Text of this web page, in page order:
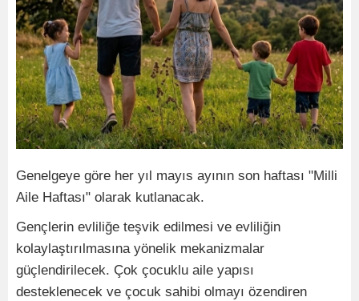
Genelgeye göre her yıl mayıs ayının son haftası "Milli
Aile Haftası" olarak kutlanacak.
Gençlerin evliliğe teşvik edilmesi ve evliliğin
kolaylaştırılmasına yönelik mekanizmalar
güçlendirilecek. Çok çocuklu aile yapısı
desteklenecek ve çocuk sahibi olmayı özendiren